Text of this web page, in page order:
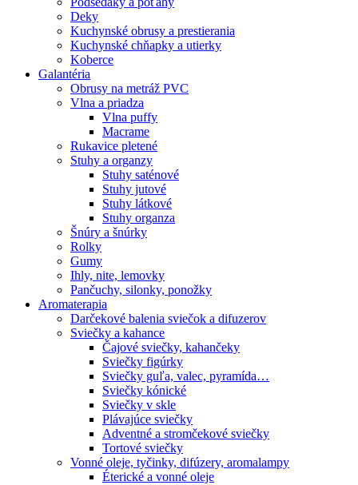
Deky
Kuchynské obrusy a prestierania
Kuchynské chňapky a utierky
Koberce
Galantéria
Obrusy na metráž PVC
Vlna a priadza
Vlna puffy
Macrame
Rukavice pletené
Stuhy a organzy
Stuhy saténové
Stuhy jutové
Stuhy látkové
Stuhy organza
Šnúry a šnúrky
Rolky
Gumy
Ihly, nite, lemovky
Pančuchy, silonky, ponožky
Aromaterapia
Darčekové balenia sviečok a difuzerov
Sviečky a kahance
Čajové sviečky, kahančeky
Sviečky figúrky
Sviečky guľa, valec, pyramída…
Sviečky kónické
Sviečky v skle
Plávajúce sviečky
Adventné a stromčekové sviečky
Tortové sviečky
Vonné oleje, tyčinky, difúzery, aromalampy
Éterické a vonné oleje